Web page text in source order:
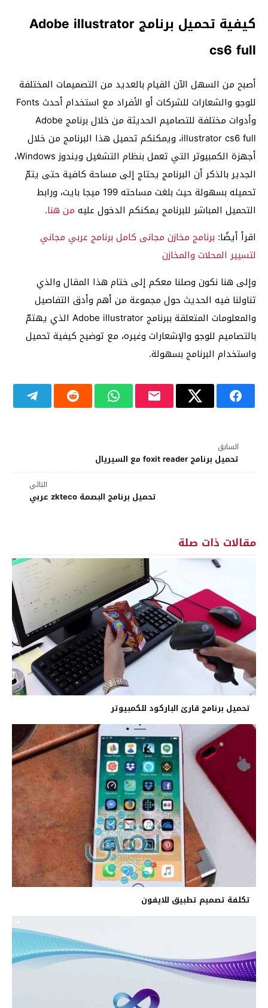
كيفية تحميل برنامج Adobe illustrator
cs6 full
أصبح من السهل الآن القيام بالعديد من التصميمات المختلفة
للوجو والشعارات للشركات أو الأفراد مع استخدام أحدث Fonts
وأدوات مختلفة للتصاميم الحديثة من خلال برنامج Adobe
illustrator cs6 full، ويمكنكم تحميل هذا البرنامج من خلال
أجهزة الكمبيوتر التي تعمل بنظام التشغيل ويندوز Windows،
الجدير بالذكر أن البرنامج يحتاج إلى مساحة كافية حتى يتمّ
تحميله بسهولة حيث بلغت مساحته 199 ميجا بايت، ورابط
التحميل المباشر للبرنامج يمكنكم الدخول عليه من هنا.
اقرأ أيضًا: برنامج مخازن مجانى كامل برنامج عربي مجاني
لتسيير المحلات والمخازن
وإلى هنا نكون وصلنا معكم إلى ختام هذا المقال والذي
تناولنا فيه الحديث حول مجموعة من أهم وأدق التفاصيل
والمعلومات المتعلقة ببرنامج Adobe illustrator الذي يهتمّ
بالتصاميم للوجو والإشعارات وغيره، مع توضيح كيفية تحميل
واستخدام البرنامج بسهولة.
السابق
تحميل برنامج foxit reader مع السيريال
التالي
تحميل برنامج البصمة zkteco عربي
مقالات ذات صلة
تحميل برنامج قارئ الباركود للكمبيوتر
تكلفة تصميم تطبيق للايفون